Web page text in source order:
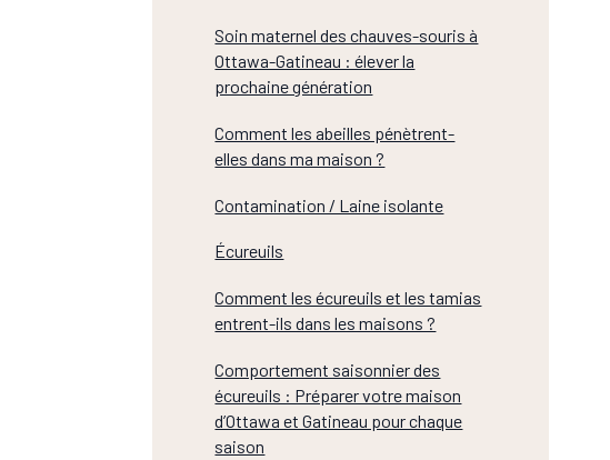
Soin maternel des chauves-souris à
Ottawa-Gatineau : élever la
prochaine génération
Comment les abeilles pénètrent-
elles dans ma maison ?
Contamination / Laine isolante
Écureuils
Comment les écureuils et les tamias
entrent-ils dans les maisons ?
Comportement saisonnier des
écureuils : Préparer votre maison
d’Ottawa et Gatineau pour chaque
saison